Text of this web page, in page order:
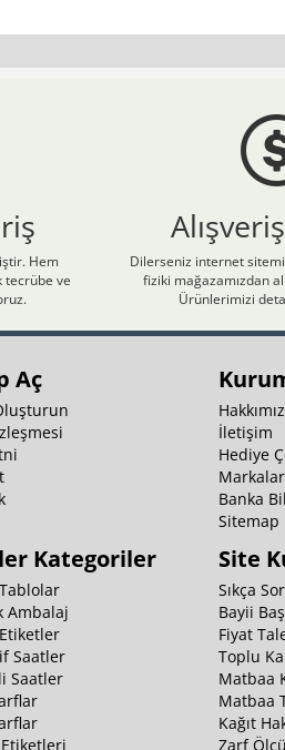
Hem
tecrübe ve
Dilerseniz internet
fiziki mağazamızdan
Ürünlerimizi
Aç
Kategoriler
Ambalaj
Saatler
Saatler
İletişim
Hediye
Banka
Sitemap
Site
Sıkça
Bayii
Fiyat
Toplu
Matbaa
Matbaa
Kağıt
Zarf